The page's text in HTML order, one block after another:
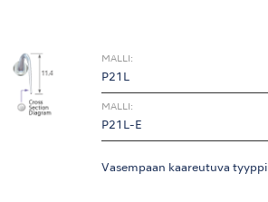
MALLI:
P21L
MALLI:
P21L-E
Vasempaan kaareutuva tyyppi